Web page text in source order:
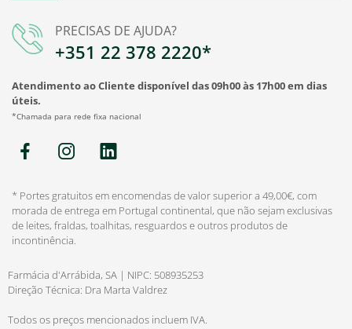
PRECISAS DE AJUDA?
+351 22 378 2220*
Atendimento ao Cliente disponível das 09h00 às 17h00 em dias
úteis.
*Chamada para rede fixa nacional
* Portes gratuitos em encomendas de valor superior a 49,00€, com
morada de entrega em Portugal continental, que não sejam exclusivas
de leites, fraldas, toalhitas, resguardos e outros produtos de
incontinência.
Farmácia d'Arrábida, SA | NIPC: 508935253
Direção Técnica: Dra Marta Valdrez
Todos os preços mencionados incluem IVA.